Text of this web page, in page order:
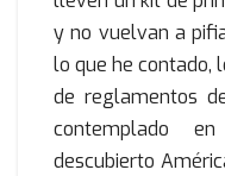
y no vuelvan a
lo que he contado,
de reglamentos
contemplado
descubierto